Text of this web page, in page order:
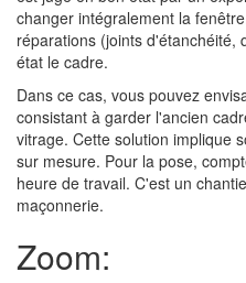
changer intégralement la
réparations (joints d'étanchéité,
état le cadre.
Dans ce cas, vous pouvez
consistant à garder l'ancien
vitrage. Cette solution implique
sur mesure. Pour la pose,
heure de travail. C'est un
maçonnerie.
Zoom: